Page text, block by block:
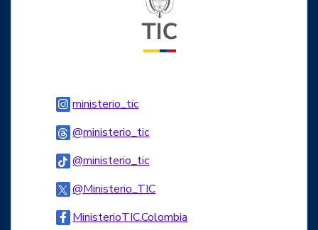
ministerio_ticLogo Instagram
@ministerio_ticLogo Threads
@ministerio_ticLogo Tiktok
@Ministerio_TICLogo Twitter
MinisterioTIC.Colombia